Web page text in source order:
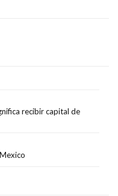
recibir capital de